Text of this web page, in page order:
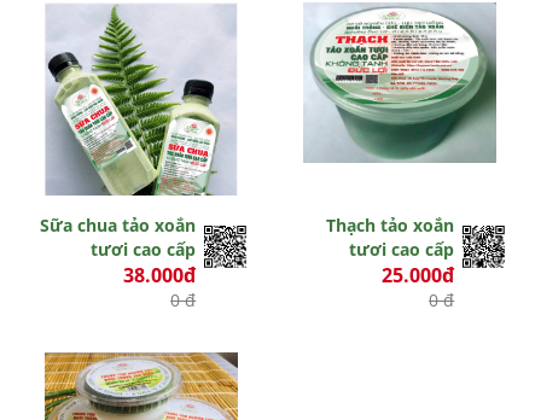
Sữa chua tảo xoắn
tươi cao cấp
38.000đ
0 đ
Thạch tảo xoắn
tươi cao cấp
25.000đ
0 đ